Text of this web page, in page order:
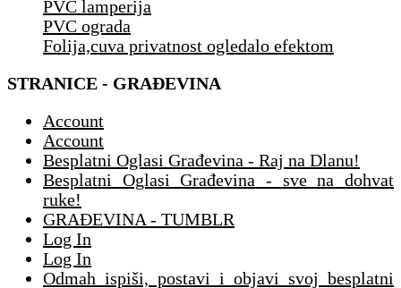
PVC lamperija
PVC ograda
Folija,cuva privatnost ogledalo efektom
STRANICE - GRAĐEVINA
Account
Account
Besplatni Oglasi Građevina - Raj na Dlanu!
Besplatni Oglasi Građevina - sve na dohvat
ruke!
GRAĐEVINA - TUMBLR
Log In
Log In
Odmah ispiši, postavi i objavi svoj besplatni